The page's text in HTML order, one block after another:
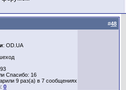
#48
: OD.UA
Спасибо: 16
9 раз(а) в 7 сообщениях
0